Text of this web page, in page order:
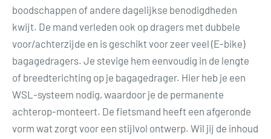
boodschappen of andere dagelijkse benodigdheden
kwijt. De mand verleden ook op dragers met dubbele
voor/achterzijde en is geschikt voor zeer veel (E-bike)
bagagedragers. Je stevige hem eenvoudig in de lengte
of breedterichting op je bagagedrager. Hier heb je een
WSL-systeem nodig, waardoor je de permanente
achterop-monteert. De fietsmand heeft een afgeronde
vorm wat zorgt voor een stijlvol ontwerp. Wil jij de inhoud